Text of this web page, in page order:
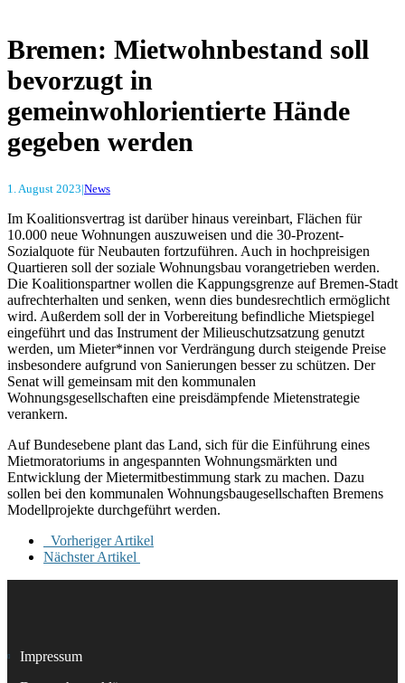
Bremen: Mietwohnbestand soll
bevorzugt in
gemeinwohlorientierte Hände
gegeben werden
1. August 2023|News
Im Koalitionsvertrag ist darüber hinaus vereinbart, Flächen für
10.000 neue Wohnungen auszuweisen und die 30-Prozent-
Sozialquote für Neubauten fortzuführen. Auch in hochpreisigen
Quartieren soll der soziale Wohnungsbau vorangetrieben werden.
Die Koalitionspartner wollen die Kappungsgrenze auf Bremen-Stadt
aufrechterhalten und senken, wenn dies bundesrechtlich ermöglicht
wird. Außerdem soll der in Vorbereitung befindliche Mietspiegel
eingeführt und das Instrument der Milieuschutzsatzung genutzt
werden, um Mieter*innen vor Verdrängung durch steigende Preise
insbesondere aufgrund von Sanierungen besser zu schützen. Der
Senat will gemeinsam mit den kommunalen
Wohnungsgesellschaften eine preisdämpfende Mietenstrategie
verankern.
Auf Bundesebene plant das Land, sich für die Einführung eines
Mietmoratoriums in angespannten Wohnungsmärkten und
Entwicklung der Mietermitbestimmung stark zu machen. Dazu
sollen bei den kommunalen Wohnungsbaugesellschaften Bremens
Modellprojekte durchgeführt werden.
Vorheriger Artikel
Nächster Artikel
Impressum